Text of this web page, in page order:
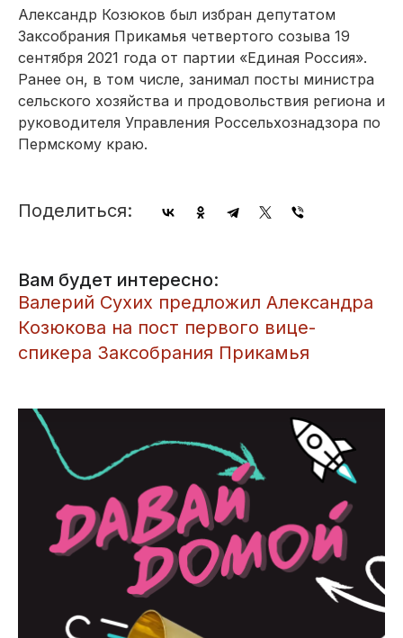
Александр Козюков был избран депутатом
Заксобрания Прикамья четвертого созыва 19
сентября 2021 года от партии «Единая Россия».
Ранее он, в том числе, занимал посты министра
сельского хозяйства и продовольствия региона и
руководителя Управления Россельхознадзора по
Пермскому краю.
Поделиться:
Вам будет интересно:
​Валерий Сухих предложил Александра
Козюкова на пост первого вице-
спикера Заксобрания Прикамья